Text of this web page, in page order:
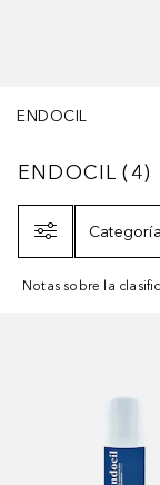
ENDOCIL
ENDOCIL4
ENDOCIL (4)
Notas sobre la